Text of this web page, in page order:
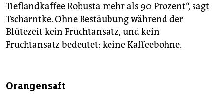
Tieflandkaffee Robusta mehr als 90 Prozent“, sagt
Tscharntke. Ohne Bestäubung während der
Blütezeit kein Fruchtansatz, und kein
Fruchtansatz bedeutet: keine Kaffeebohne.
Orangensaft